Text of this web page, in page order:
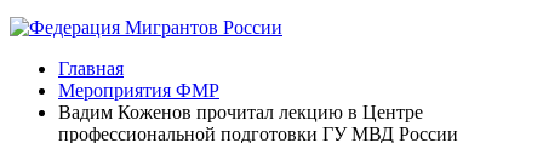
Главная
Мероприятия ФМР
Вадим Коженов прочитал лекцию в Центре
профессиональной подготовки ГУ МВД России